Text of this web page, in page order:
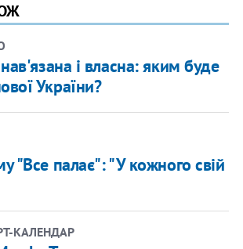
нав'язана і власна: яким буде
України?
"Все палає": "У кожного свій
КАЛЕНДАР